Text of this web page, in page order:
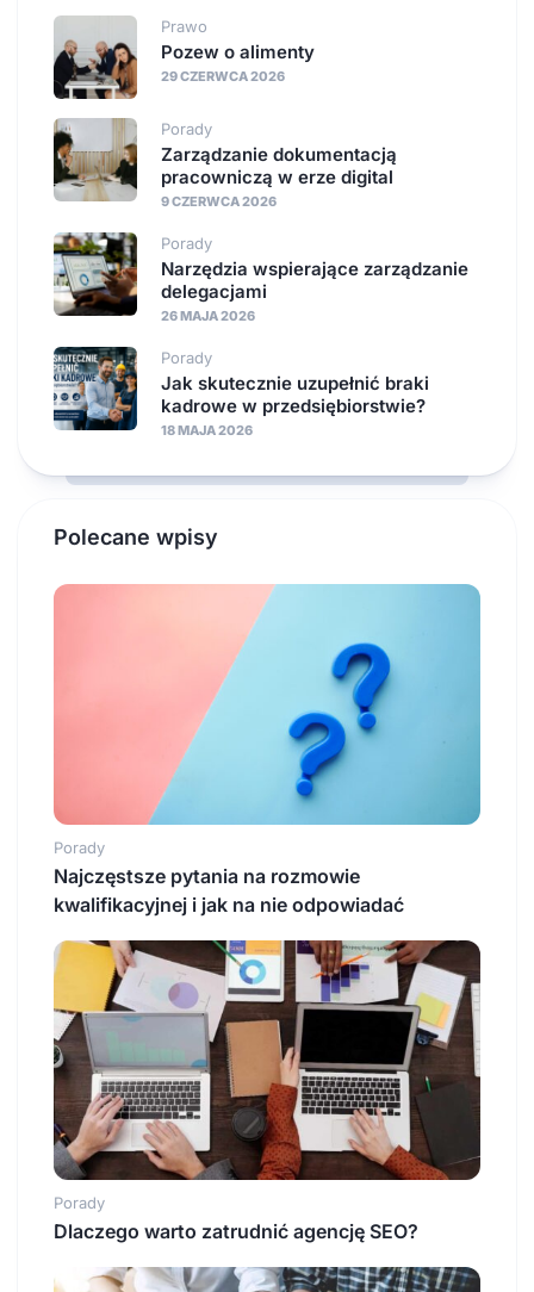
Prawo
Pozew o alimenty
29 CZERWCA 2026
Porady
Zarządzanie dokumentacją
pracowniczą w erze digital
9 CZERWCA 2026
Porady
Narzędzia wspierające zarządzanie
delegacjami
26 MAJA 2026
Porady
Jak skutecznie uzupełnić braki
kadrowe w przedsiębiorstwie?
18 MAJA 2026
Polecane wpisy
Porady
Najczęstsze pytania na rozmowie
kwalifikacyjnej i jak na nie odpowiadać
Porady
Dlaczego warto zatrudnić agencję SEO?